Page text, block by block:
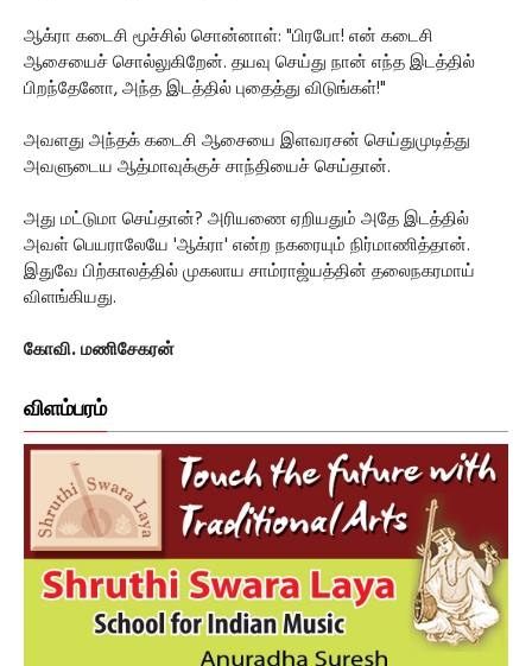
ஆக்ரா கடைசி மூச்சில் சொன்னாள்: "பிரபோ! என் கடைசி
ஆசையைச் சொல்லுகிறேன். தயவு செய்து நான் எந்த இடத்தில்
பிறந்தேனோ, அந்த இடத்தில் புதைத்து விடுங்கள்!"
அவளது அந்தக் கடைசி ஆசையை இளவரசன் செய்துமுடித்து
அவளுடைய ஆத்மாவுக்குச் சாந்தியைச் செய்தான்.
அது மட்டுமா செய்தான்? அரியணை ஏறியதும் அதே இடத்தில்
அவள் பெயராலேயே 'ஆக்ரா' என்ற நகரையும் நிர்மாணித்தான்.
இதுவே பிற்காலத்தில் முகலாய சாம்ராஜ்யத்தின் தலைநகரமாய்
விளங்கியது.
கோவி. மணிசேகரன்
விளம்பரம்